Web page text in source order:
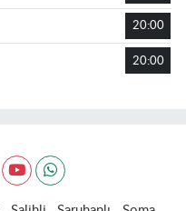
20:00
20:00